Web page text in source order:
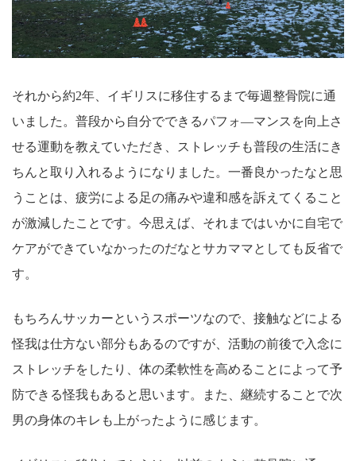
それから約2年、イギリスに移住するまで毎週整骨院に通
いました。普段から自分でできるパフォ―マンスを向上さ
せる運動を教えていただき、ストレッチも普段の生活にき
ちんと取り入れるようになりました。一番良かったなと思
うことは、疲労による足の痛みや違和感を訴えてくること
が激減したことです。今思えば、それまではいかに自宅で
ケアができていなかったのだなとサカママとしても反省で
す。
もちろんサッカーというスポーツなので、接触などによる
怪我は仕方ない部分もあるのですが、活動の前後で入念に
ストレッチをしたり、体の柔軟性を高めることによって予
防できる怪我もあると思います。また、継続することで次
男の身体のキレも上がったように感じます。